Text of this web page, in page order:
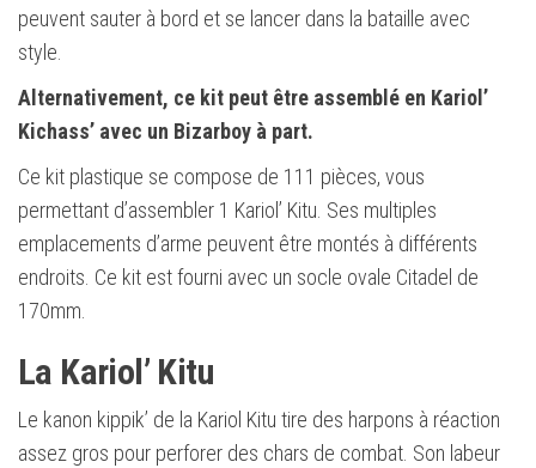
peuvent sauter à bord et se lancer dans la bataille avec
style.
Alternativement, ce kit peut être assemblé en Kariol’
Kichass’ avec un Bizarboy à part.
Ce kit plastique se compose de 111 pièces, vous
permettant d’assembler 1 Kariol’ Kitu. Ses multiples
emplacements d’arme peuvent être montés à différents
endroits. Ce kit est fourni avec un socle ovale Citadel de
170mm.
La Kariol’ Kitu
Le kanon kippik’ de la Kariol Kitu tire des harpons à réaction
assez gros pour perforer des chars de combat. Son labeur